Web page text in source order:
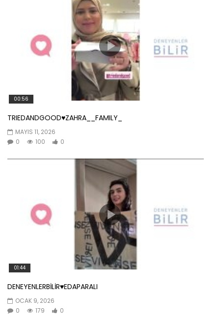
00:56
TRIEDANDGOOD♥️ZAHRA__FAMILY_
MAYIS 11, 2026
0
100 0
01:44
DENEYENLERBİLİR♥️EDAPARALI
OCAK 9, 2026
0
179 0